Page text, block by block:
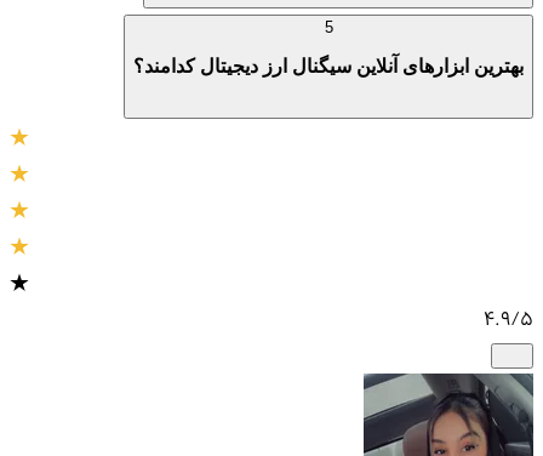
بهترین ابزارهای آنلاین سیگنال ارز دیجیتال کدامند؟
4.9/5